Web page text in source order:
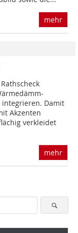
mehr
integrieren. Damit
Akzenten
verkleidet
mehr